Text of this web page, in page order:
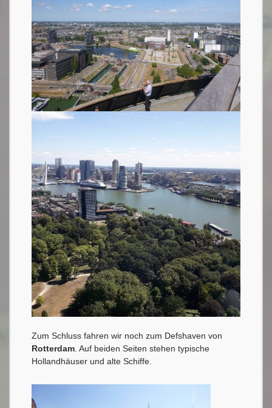
Zum Schluss fahren wir noch zum Defshaven von
Rotterdam. Auf beiden Seiten stehen typische
Hollandhäuser und alte Schiffe.